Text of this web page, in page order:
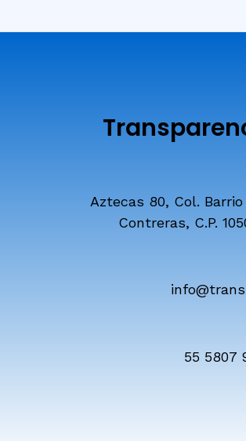
Aztecas 80, Col.
Contreras, C.P.
55 5807